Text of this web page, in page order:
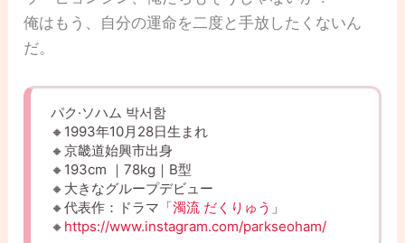
俺はもう、自分の運命を二度と手放したくないん
だ。
パク·ソハム 박서함
🔸1993年10月28日生まれ
🔸京畿道始興市出身
🔸193cm ｜78kg｜B型
🔸大きなグループデビュー
🔸代表作：ドラマ「濁流 だくりゅう 」
🔸 https://www.instagram.com/parkseoham/